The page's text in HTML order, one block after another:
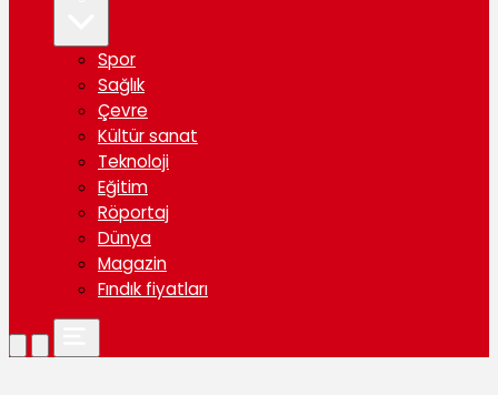
Spor
Sağlık
Çevre
Kültür sanat
Teknoloji
Eğitim
Röportaj
Dünya
Magazin
Fındık fiyatları